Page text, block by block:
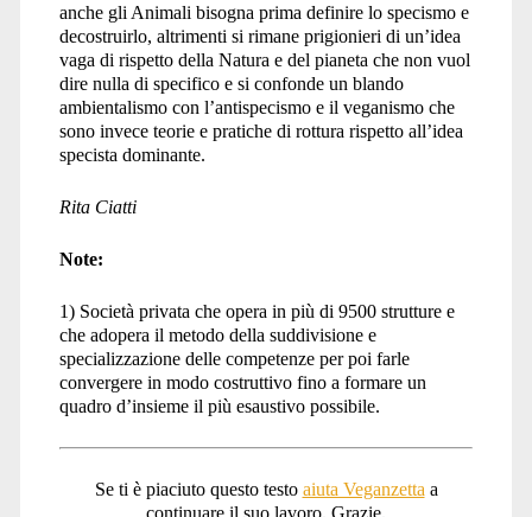
anche gli Animali bisogna prima definire lo specismo e
decostruirlo, altrimenti si rimane prigionieri di un’idea
vaga di rispetto della Natura e del pianeta che non vuol
dire nulla di specifico e si confonde un blando
ambientalismo con l’antispecismo e il veganismo che
sono invece teorie e pratiche di rottura rispetto all’idea
specista dominante.
Rita Ciatti
Note:
1) Società privata che opera in più di 9500 strutture e
che adopera il metodo della suddivisione e
specializzazione delle competenze per poi farle
convergere in modo costruttivo fino a formare un
quadro d’insieme il più esaustivo possibile.
Se ti è piaciuto questo testo aiuta Veganzetta a
continuare il suo lavoro. Grazie.